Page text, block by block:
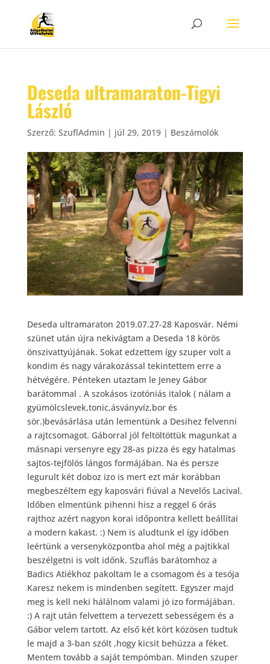
Deseda ultramaraton-Tigyi
László
Szerző: SzuflAdmin | júl 29, 2019| Beszámolók
Deseda ultramaraton 2019.07.27-28 Kaposvár. Némi
szünet után újra nekivágtam a Deseda 18 körös
önszivattyújának. Sokat edzettem így szuper volt a
kondim és nagy várakozással tekintettem erre a
hétvégére. Pénteken utaztam le Jeney Gábor
barátommal . A szokásos izotóniás italok ( nálam a
gyümölcslevek,tonic,ásványvíz,bor és
sör.)bevásárlása után lementünk a Desihez felvenni
a rajtcsomagot. Gáborral jól feltöltöttük magunkat a
másnapi versenyre egy 28-as pizza és egy hatalmas
sajtos-tejfölös lángos formájában. Na és persze
legurult két doboz izo is mert ezt már korábban
megbeszéltem egy kaposvári fiúval a Nevelős Lacival.
Időben elmentünk pihenni hisz a reggel 6 órás
rajthoz azért nagyon korai időpontra kellett beállítai
a modern kakast. :)Nem is aludtunk el így időben
leértünk a versenyközpontba ahol még a pajtikkal
beszélgetni is volt időnk. Szuflás barátomhoz a
Badics Atiékhoz pakoltam le a csomagom és a tesója
Karesz nekem is mindenben segített. Egyszer majd
meg is kell neki hálálnom valami jó izo formájában.
:)A rajt után felvettem a tervezett sebességem és a
Gábor velem tartott. Az első két kört közösen tudtuk
le majd a 3-ban szólt ,hogy kicsit behúzza a féket.
Mentem tovább a saját tempómban. Minden szuper